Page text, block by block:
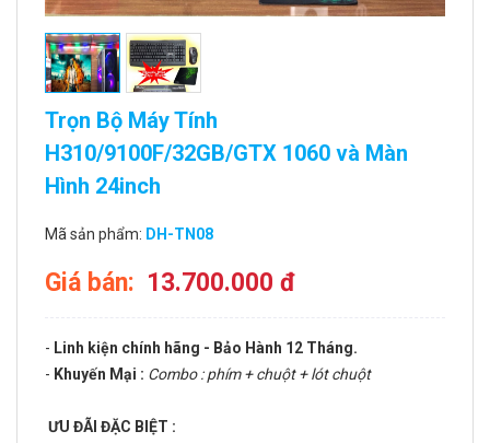
Trọn Bộ Máy Tính
H310/9100F/32GB/GTX 1060 và Màn
Hình 24inch
Mã sản phẩm: DH-TN08
Giá bán: 13.700.000 đ
- Linh kiện chính hãng - Bảo Hành 12 Tháng.
- Khuyến Mại : Combo : phím + chuột + lót chuột
ƯU ĐÃI ĐẶC BIỆT :